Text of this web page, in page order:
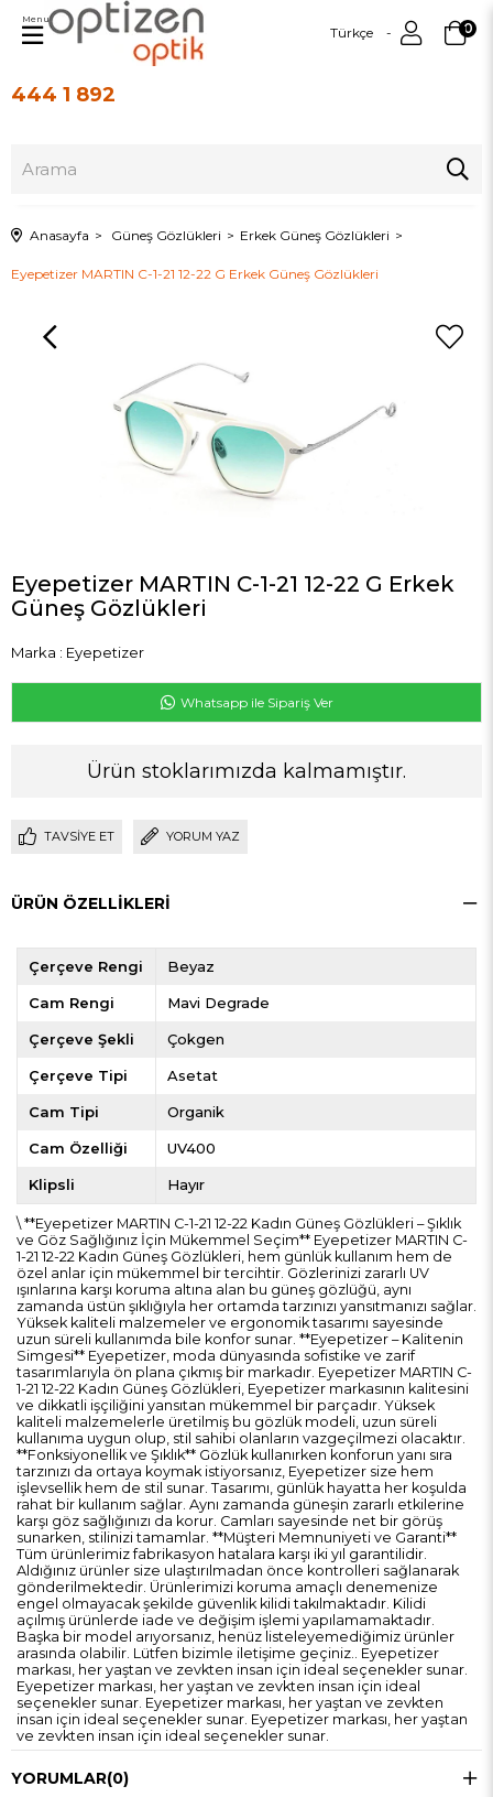
444 1 892
Türkçe 0
Menu
Anasayfa Güneş Gözlükleri Erkek Güneş Gözlükleri
Eyepetizer MARTIN C-1-21 12-22 G Erkek Güneş Gözlükleri
Eyepetizer MARTIN C-1-21 12-22 G Erkek
Güneş Gözlükleri
Marka : Eyepetizer
Whatsapp ile Sipariş Ver
Ürün stoklarımızda kalmamıştır.
TAVSIYE ET YORUM YAZ
ÜRÜN ÖZELLIKLERI
Çerçeve Rengi Beyaz
Cam Rengi Mavi Degrade
Çerçeve Şekli Çokgen
Çerçeve Tipi Asetat
Cam Tipi Organik
Cam Özelliği UV400
Klipsli Hayır
\ **Eyepetizer MARTIN C-1-21 12-22 Kadın Güneş Gözlükleri – Şıklık
ve Göz Sağlığınız İçin Mükemmel Seçim** Eyepetizer MARTIN C-
1-21 12-22 Kadın Güneş Gözlükleri, hem günlük kullanım hem de
özel anlar için mükemmel bir tercihtir. Gözlerinizi zararlı UV
ışınlarına karşı koruma altına alan bu güneş gözlüğü, aynı
zamanda üstün şıklığıyla her ortamda tarzınızı yansıtmanızı sağlar.
Yüksek kaliteli malzemeler ve ergonomik tasarımı sayesinde
uzun süreli kullanımda bile konfor sunar. **Eyepetizer – Kalitenin
Simgesi** Eyepetizer, moda dünyasında sofistike ve zarif
tasarımlarıyla ön plana çıkmış bir markadır. Eyepetizer MARTIN C-
1-21 12-22 Kadın Güneş Gözlükleri, Eyepetizer markasının kalitesini
ve dikkatli işçiliğini yansıtan mükemmel bir parçadır. Yüksek
kaliteli malzemelerle üretilmiş bu gözlük modeli, uzun süreli
kullanıma uygun olup, stil sahibi olanların vazgeçilmezi olacaktır.
**Fonksiyonellik ve Şıklık** Gözlük kullanırken konforun yanı sıra
tarzınızı da ortaya koymak istiyorsanız, Eyepetizer size hem
işlevsellik hem de stil sunar. Tasarımı, günlük hayatta her koşulda
rahat bir kullanım sağlar. Aynı zamanda güneşin zararlı etkilerine
karşı göz sağlığınızı da korur. Camları sayesinde net bir görüş
sunarken, stilinizi tamamlar. **Müşteri Memnuniyeti ve Garanti**
Tüm ürünlerimiz fabrikasyon hatalara karşı iki yıl garantilidir.
Aldığınız ürünler size ulaştırılmadan önce kontrolleri sağlanarak
gönderilmektedir. Ürünlerimizi koruma amaçlı denemenize
engel olmayacak şekilde güvenlik kilidi takılmaktadır. Kilidi
açılmış ürünlerde iade ve değişim işlemi yapılamamaktadır.
Başka bir model arıyorsanız, henüz listeleyemediğimiz ürünler
arasında olabilir. Lütfen bizimle iletişime geçiniz.. Eyepetizer
markası, her yaştan ve zevkten insan için ideal seçenekler sunar.
Eyepetizer markası, her yaştan ve zevkten insan için ideal
seçenekler sunar. Eyepetizer markası, her yaştan ve zevkten
insan için ideal seçenekler sunar. Eyepetizer markası, her yaştan
ve zevkten insan için ideal seçenekler sunar.
YORUMLAR(0)